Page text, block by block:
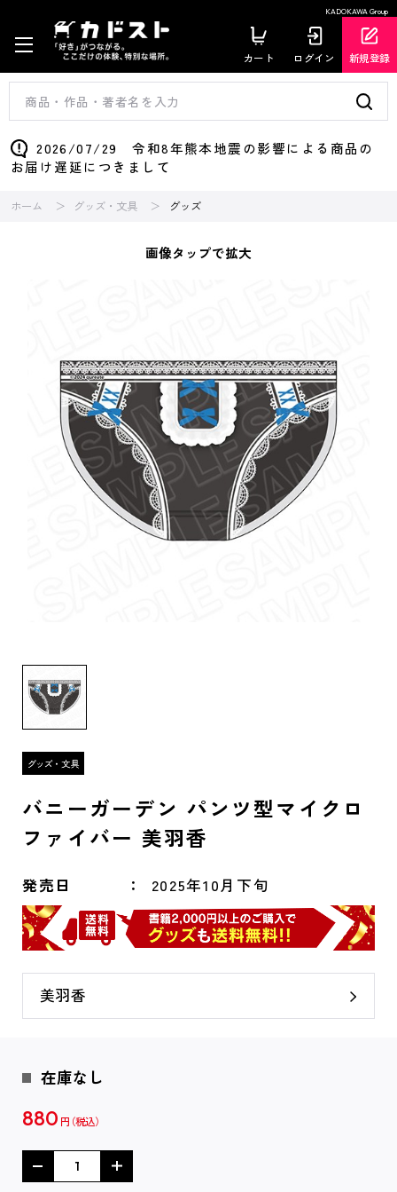
KADOKAWA Group
カート ログイン 新規登録
2026/07/29 令和8年熊本地震の影響による商品の
お届け遅延につきまして
ホーム グッズ・文具 グッズ
画像タップで拡大
バニーガーデン パンツ型マイクロ
ファイバー 美羽香
発売日 2025年10月下旬
美羽香
在庫なし
880 円